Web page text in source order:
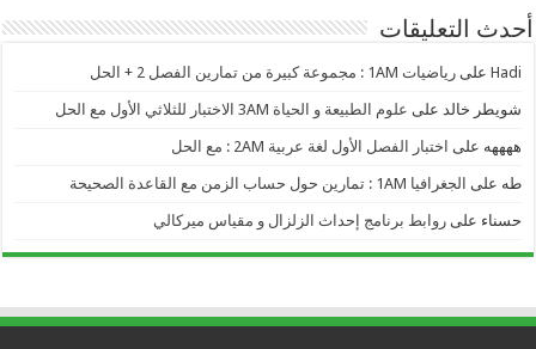
أحدث التعليقات
Hadi علىرياضيات 1AM : مجموعة كبيرة من تمارين الفصل 2 + الحل
شويطر خالد على علوم الطبيعة و الحياة 3AM الاختبار للثلاثي الأول مع الحل
ههههه على اختبار الفصل الأول لغة عربية 2AM : مع الحل
طه على الجغرافيا 1AM : تمارين حول حساب الزمن مع القاعدة الصحيحة
حسناء علىروابط برنامج إحداث الزلزال و مقياس ميركالي